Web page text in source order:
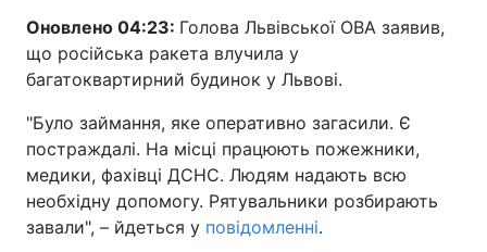
Оновлено 04:23: Голова Львівської ОВА заявив,
що російська ракета влучила у
багатоквартирний будинок у Львові.
"Було займання, яке оперативно загасили. Є
постраждалі. На місці працюють пожежники,
медики, фахівці ДСНС. Людям надають всю
необхідну допомогу. Рятувальники розбирають
завали", – йдеться у повідомленні.